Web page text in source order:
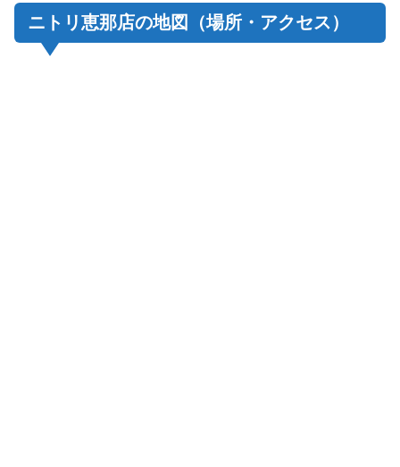
ニトリ恵那店の地図（場所・アクセス）